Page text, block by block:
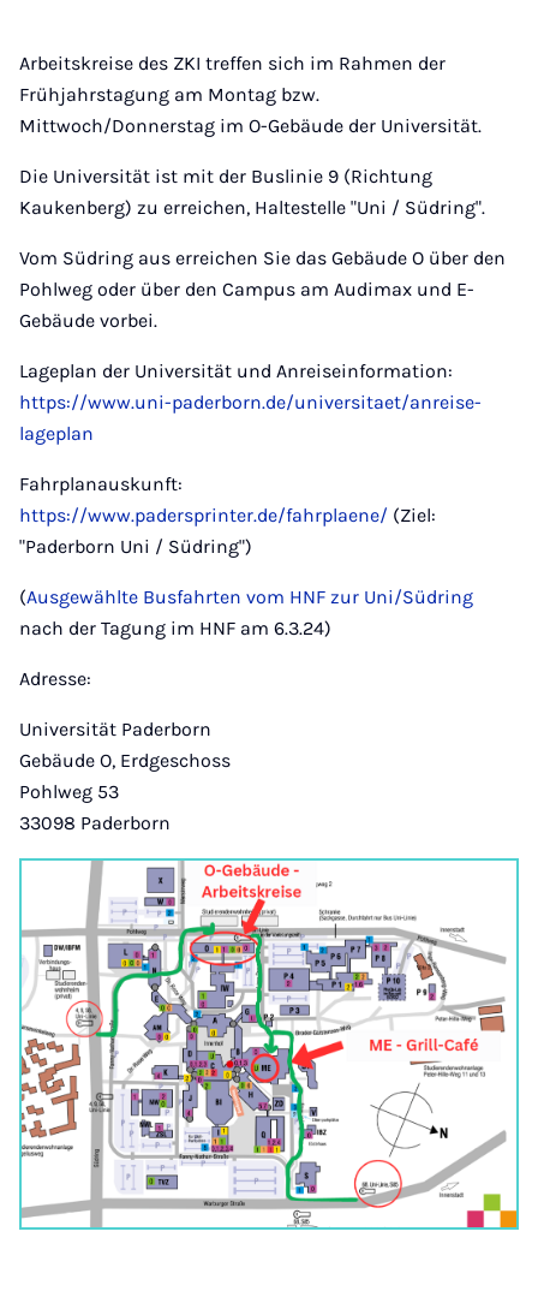
Arbeitskreise des ZKI treffen sich im Rahmen der
Frühjahrstagung am Montag bzw.
Mittwoch/Donnerstag im O-Gebäude der Universität.
Die Universität ist mit der Buslinie 9 (Richtung
Kaukenberg) zu erreichen, Haltestelle "Uni / Südring".
Vom Südring aus erreichen Sie das Gebäude O über den
Pohlweg oder über den Campus am Audimax und E-
Gebäude vorbei.
Lageplan der Universität und Anreiseinformation:
https://www.uni-paderborn.de/universitaet/anreise-
lageplan
Fahrplanauskunft:
https://www.padersprinter.de/fahrplaene/ (Ziel:
"Paderborn Uni / Südring")
(Ausgewählte Busfahrten vom HNF zur Uni/Südring
nach der Tagung im HNF am 6.3.24)
Adresse:
Universität Paderborn
Gebäude O, Erdgeschoss
Pohlweg 53
33098 Paderborn